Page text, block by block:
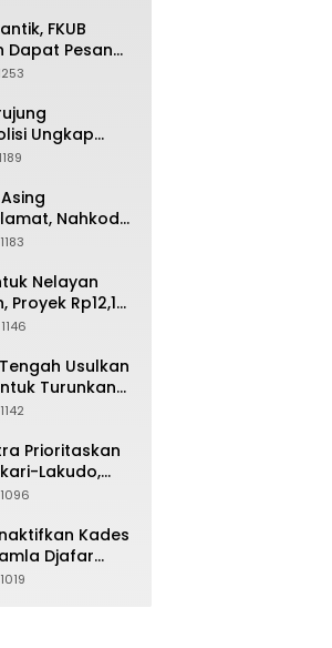
FKUB
Dapat Pesan
Azhari
Ungkap
Marisa
1189
Nahkoda
Hilang
1183
Nelayan
Rp12,1
1146
Usulkan
Turunkan
APBD
1142
Prioritaskan
Lakudo,
1,7 Km
1096
Kades
Djafar
1019